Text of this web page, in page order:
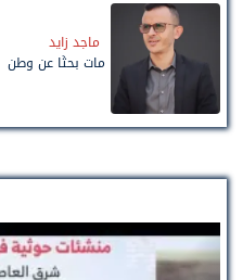
ماجد زايد
مات بحثًا عن وطن